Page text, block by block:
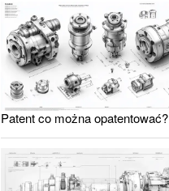
Patent co można opatentować?